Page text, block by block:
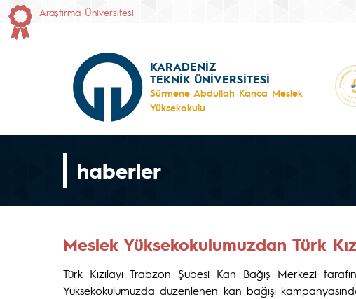
Araştırma Üniversitesi
KARADENİZ
TEKNİK ÜNİVERSİTESİ
Sürmene Abdullah Kanca Meslek
Yüksekokulu
haberler
Meslek Yüksekokulumuzdan Türk
Türk Kızılayı Trabzon Şubesi Kan Bağış Merkezi
Yüksekokulumuzda düzenlenen kan bağışı